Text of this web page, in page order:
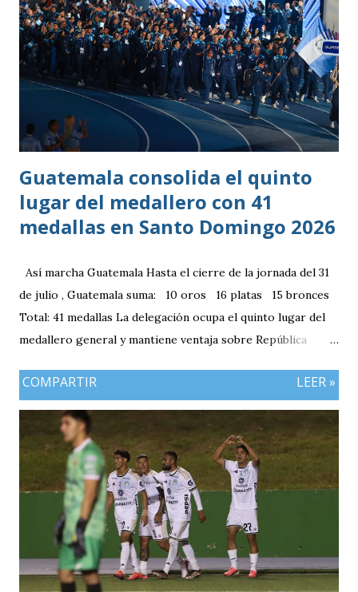
Guatemala consolida el quinto
lugar del medallero con 41
medallas en Santo Domingo 2026
Así marcha Guatemala Hasta el cierre de la jornada del 31
de julio , Guatemala suma: 10 oros 16 platas 15 bronces
Total: 41 medallas La delegación ocupa el quinto lugar del
medallero general y mantiene ventaja sobre República
plata, aunque ambos países registran el mismo número de
oros (10).
COMPARTIR LEER »